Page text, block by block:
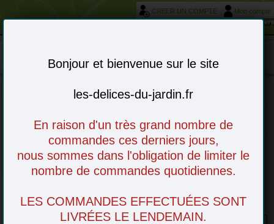
Bonjour et bienvenue sur le site
les-delices-du-jardin.fr
En raison d'un très grand nombre de
commandes ces derniers jours,
nous sommes dans l'obligation de limiter le
nombre de commandes quotidiennes.
LES COMMANDES EFFECTUÉES SONT
LIVRÉES LE LENDEMAIN.
CREER UN COMPTE
Mon compte
Votre service livraison et réservation autour de
retirer en magasin ou livré chez vous
Nectarine Jaune